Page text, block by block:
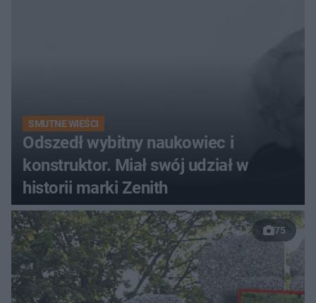
SMUTNE WIEŚCI
Odszedł wybitny naukowiec i
konstruktor. Miał swój udział w
historii marki Zenith
75